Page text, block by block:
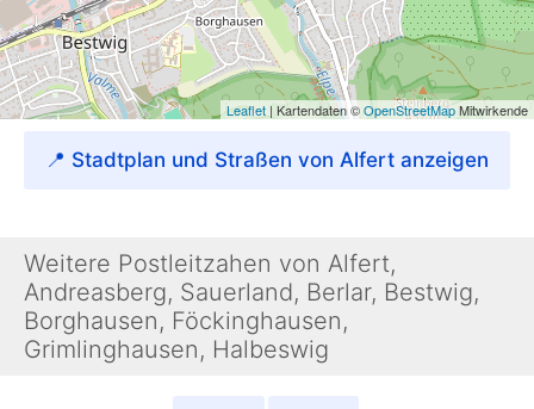
📍 Stadtplan und Straßen von Alfert anzeigen
Weitere Postleitzahen von Alfert,
Andreasberg, Sauerland, Berlar, Bestwig,
Borghausen, Föckinghausen,
Grimlinghausen, Halbeswig